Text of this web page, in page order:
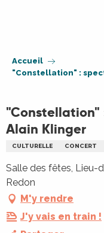
Accueil
"Constellation" :
Alain Klinger
CULTURELLE CONCERT
Salle des fêtes, Lieu-
Redon
M'y rendre
J'y vais en train !